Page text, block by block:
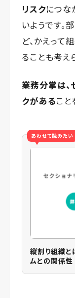
リスクにつな
いようです。
ど、かえって
ることも考え
業務分掌は、
クがあること
あわせて読みたい
縦割り組織と
ムとの関係性